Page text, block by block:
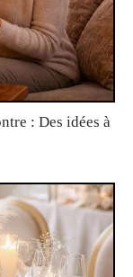
: Des idées à